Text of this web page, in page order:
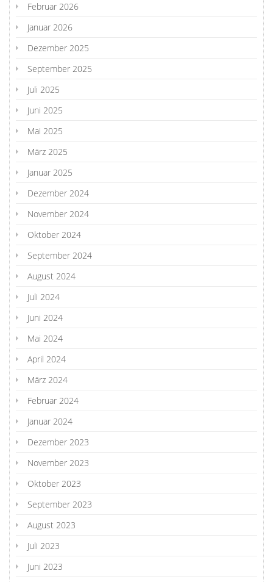
Februar 2026
Januar 2026
Dezember 2025
September 2025
Juli 2025
Juni 2025
Mai 2025
März 2025
Januar 2025
Dezember 2024
November 2024
Oktober 2024
September 2024
August 2024
Juli 2024
Juni 2024
Mai 2024
April 2024
März 2024
Februar 2024
Januar 2024
Dezember 2023
November 2023
Oktober 2023
September 2023
August 2023
Juli 2023
Juni 2023